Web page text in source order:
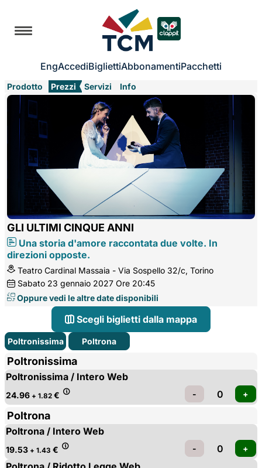
EngAccediBigliettiAbbonamentiPacchetti
Prodotto Prezzi Servizi Info
GLI ULTIMI CINQUE ANNI
Una storia d'amore raccontata due volte. In
direzioni opposte.
Teatro Cardinal Massaia - Via Sospello 32/c, Torino
Sabato 23 gennaio 2027 Ore 20:45
Oppure vedi le altre date disponibili
Scegli biglietti dalla mappa
Poltronissima Poltrona
Poltronissima
Poltronissima / Intero Web
24.96 + 1.82 €
Poltrona
Poltrona / Intero Web
19.53 + 1.43 €